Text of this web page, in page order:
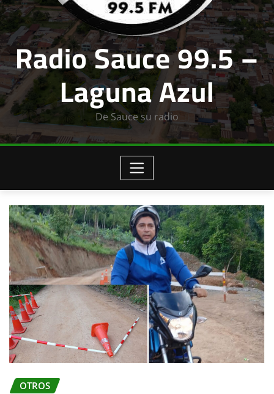
Radio Sauce 99.5 –
Laguna Azul
De Sauce su radio
OTROS